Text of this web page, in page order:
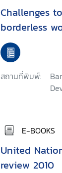
Challenges
borderless
สถานที่พิมพ์:
E-BOOKS
United
review 2010